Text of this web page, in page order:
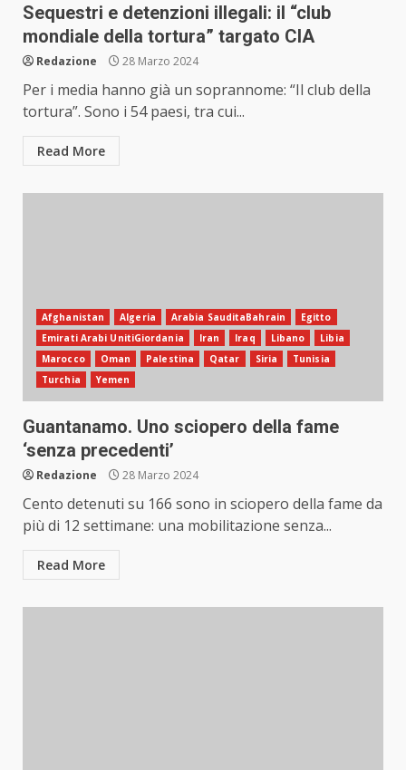
Sequestri e detenzioni illegali: il “club
mondiale della tortura” targato CIA
Redazione 28 Marzo 2024
Per i media hanno già un soprannome: “Il club della
tortura”. Sono i 54 paesi, tra cui...
Read More
Afghanistan Algeria Arabia SauditaBahrain
Egitto
Emirati Arabi UnitiGiordania
Iran Iraq Libano
Libia
Marocco
Oman Palestina Qatar Siria
Tunisia
Turchia
Yemen
Guantanamo. Uno sciopero della fame
‘senza precedenti’
Redazione 28 Marzo 2024
Cento detenuti su 166 sono in sciopero della fame da
più di 12 settimane: una mobilitazione senza...
Read More